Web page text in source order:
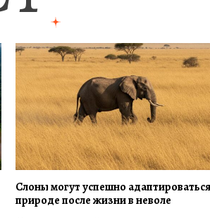
Слоны могут успешно
природе после жизни в неволе